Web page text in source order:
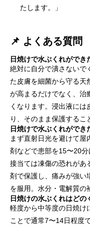
たします。」
📌 よくある質問
日焼けで水ぶくれができ
絶対に自分で潰さないで
た皮膚を細菌から守る天
が高まるだけでなく、治
くなります。浸出液に
り、そのまま保護するこ
日焼けで水ぶくれができ
まず直射日光を避けて
剤などで患部を15〜20
接当ては凍傷の恐れがあ
剤で保護し、痛みが強い
を服用。水分・電解質の
日焼けの水ぶくれはどの
軽度から中等度の日焼け
ことで通常7〜14日程度